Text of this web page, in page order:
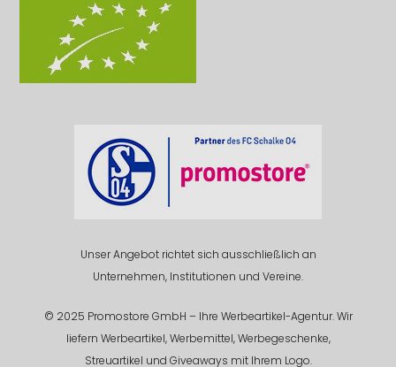
Unser Angebot richtet sich ausschließlich an
Unternehmen, Institutionen und Vereine.
© 2025 Promostore GmbH – Ihre Werbeartikel-Agentur. Wir
liefern Werbeartikel, Werbemittel, Werbegeschenke,
Streuartikel und Giveaways mit Ihrem Logo.